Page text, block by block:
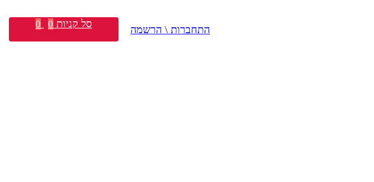
התחברות \ הרשמה סל קניות 0
0